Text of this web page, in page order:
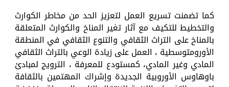
كما تضمنت تسريع العمل لتعزيز الحد من مخاطر الكوارث
والتخطيط للتكيف مع آثار تغير المناخ والكوارث المتعلقة
بالمناخ على التراث الثقافي والتنوع الثقافي في المنطقة
الأورومتوسطية ، العمل على زيادة الوعي بالتراث الثقافي
المادي وغير المادي، كمستودع للمعرفة ، الترويج لمبادئ
باوهاوس الأوروبية الجديدة وإشراك المهتمين بالثقافة